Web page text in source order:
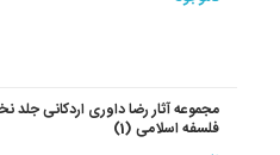
مجموعه آثار رضا داوری اردکانی
فلسفه اسلامی (1)